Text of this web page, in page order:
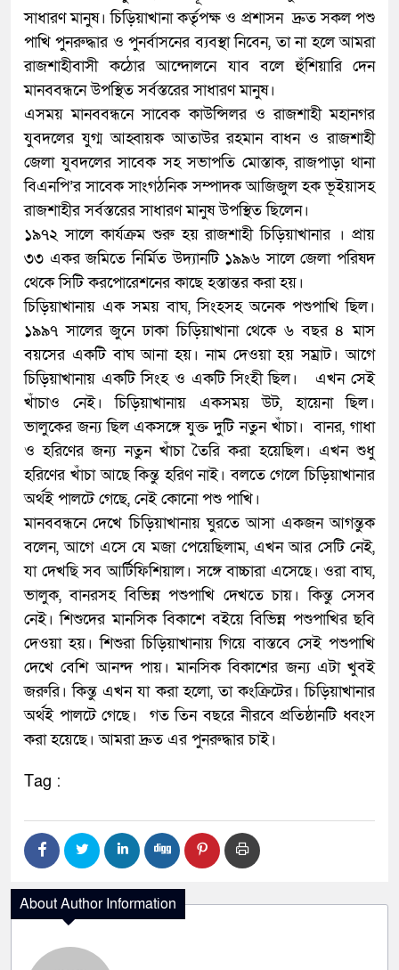
সাধারণ মানুষ। চিড়িয়াখানা কর্তৃপক্ষ ও প্রশাসন দ্রুত সকল পশু
পাখি পুনরুদ্ধার ও পুনর্বাসনের ব্যবস্থা নিবেন, তা না হলে আমরা
রাজশাহীবাসী কঠোর আন্দোলনে যাব বলে হুঁশিয়ারি দেন
মানববন্ধনে উপস্থিত সর্বস্তরের সাধারণ মানুষ।
এসময় মানববন্ধনে সাবেক কাউন্সিলর ও রাজশাহী মহানগর
যুবদলের যুগ্ম আহ্বায়ক আতাউর রহমান বাধন ও রাজশাহী
জেলা যুবদলের সাবেক সহ সভাপতি মোস্তাক, রাজপাড়া থানা
বিএনপি’র সাবেক সাংগঠনিক সম্পাদক আজিজুল হক ভূইয়াসহ
রাজশাহীর সর্বস্তরের সাধারণ মানুষ উপস্থিত ছিলেন।
১৯৭২ সালে কার্যক্রম শুরু হয় রাজশাহী চিড়িয়াখানার । প্রায়
৩৩ একর জমিতে নির্মিত উদ্যানটি ১৯৯৬ সালে জেলা পরিষদ
থেকে সিটি করপোরেশনের কাছে হস্তান্তর করা হয়।
চিড়িয়াখানায় এক সময় বাঘ, সিংহসহ অনেক পশুপাখি ছিল।
১৯৯৭ সালের জুনে ঢাকা চিড়িয়াখানা থেকে ৬ বছর ৪ মাস
বয়সের একটি বাঘ আনা হয়। নাম দেওয়া হয় সম্রাট। আগে
চিড়িয়াখানায় একটি সিংহ ও একটি সিংহী ছিল। এখন সেই
খাঁচাও নেই। চিড়িয়াখানায় একসময় উট, হায়েনা ছিল।
ভালুকের জন্য ছিল একসঙ্গে যুক্ত দুটি নতুন খাঁচা। বানর, গাধা
ও হরিণের জন্য নতুন খাঁচা তৈরি করা হয়েছিল। এখন শুধু
হরিণের খাঁচা আছে কিন্তু হরিণ নাই। বলতে গেলে চিড়িয়াখানার
অর্থই পালটে গেছে, নেই কোনো পশু পাখি।
মানববন্ধনে দেখে চিড়িয়াখানায় ঘুরতে আসা একজন আগন্তুক
বলেন, আগে এসে যে মজা পেয়েছিলাম, এখন আর সেটি নেই,
যা দেখছি সব আর্টিফিশিয়াল। সঙ্গে বাচ্চারা এসেছে। ওরা বাঘ,
ভালুক, বানরসহ বিভিন্ন পশুপাখি দেখতে চায়। কিন্তু সেসব
নেই। শিশুদের মানসিক বিকাশে বইয়ে বিভিন্ন পশুপাখির ছবি
দেওয়া হয়। শিশুরা চিড়িয়াখানায় গিয়ে বাস্তবে সেই পশুপাখি
দেখে বেশি আনন্দ পায়। মানসিক বিকাশের জন্য এটা খুবই
জরুরি। কিন্তু এখন যা করা হলো, তা কংক্রিটের। চিড়িয়াখানার
অর্থই পালটে গেছে। গত তিন বছরে নীরবে প্রতিষ্ঠানটি ধ্বংস
করা হয়েছে। আমরা দ্রুত এর পুনরুদ্ধার চাই।
Tag :
About Author Information